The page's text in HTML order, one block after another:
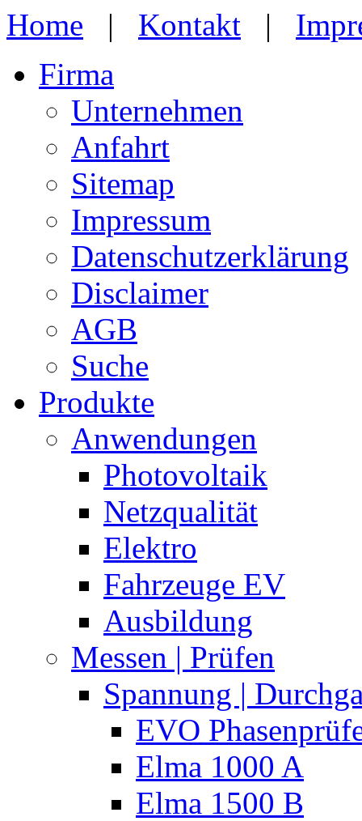
Home | Kontakt |
Firma
Unternehmen
Anfahrt
Sitemap
Impressum
Datenschutzerklärung
Disclaimer
AGB
Suche
Produkte
Anwendungen
Photovoltaik
Netzqualität
Elektro
Fahrzeuge EV
Ausbildung
Messen | Prüfen
Spannung |
EVO
Elma 1000 A
Elma 1500 B